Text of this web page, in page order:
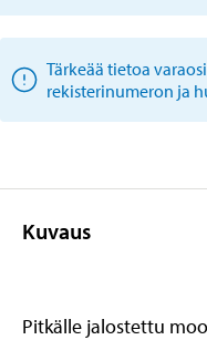
Tärkeää tietoa
rekisterinumeron ja
Kuvaus
Pitkälle jalostettu